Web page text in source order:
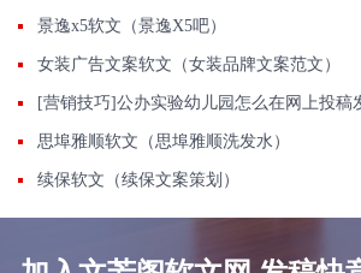
景逸x5软文（景逸X5吧）
女装广告文案软文（女装品牌文案范文）
思埠雅顺软文（思埠雅顺洗发水）
续保软文（续保文案策划）